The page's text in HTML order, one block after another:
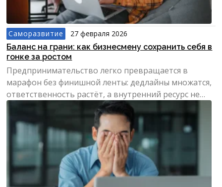
Саморазвитие
27 февраля 2026
Баланс на грани: как бизнесмену сохранить себя в
гонке за ростом
Предпринимательство легко превращается в
марафон без финишной ленты: дедлайны множатся,
ответственность растёт, а внутренний ресурс не